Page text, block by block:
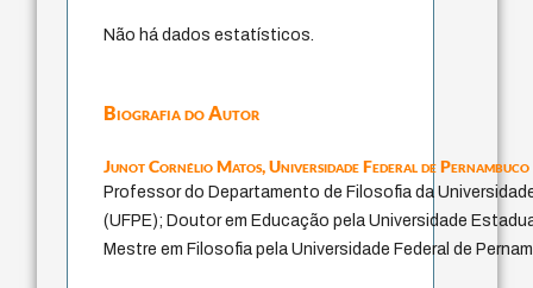
Não há dados estatísticos.
Biografia do Autor
Junot Cornélio Matos,Universidade Federal de Pernambuco
Professor do Departamento de Filosofia da
(UFPE); Doutor em Educação pela Universidade
Mestre em Filosofia pela Universidade Federal de